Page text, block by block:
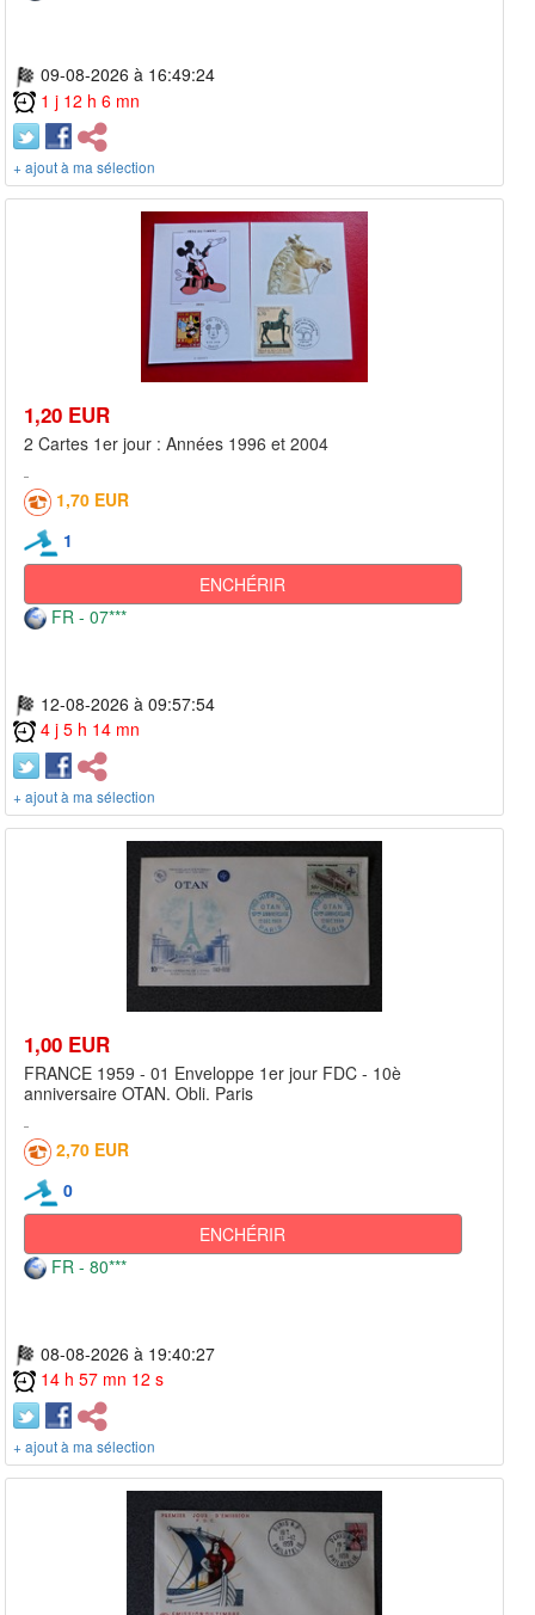
09-08-2026 à 16:49:24
1 j 12 h 6 mn
+ ajout à ma sélection
1,20 EUR
2 Cartes 1er jour : Années 1996 et 2004
1,70 EUR
1
ENCHÉRIR
FR - 07***
12-08-2026 à 09:57:54
4 j 5 h 14 mn
+ ajout à ma sélection
1,00 EUR
FRANCE 1959 - 01 Enveloppe 1er jour FDC - 10è
anniversaire OTAN. Obli. Paris
2,70 EUR
0
ENCHÉRIR
FR - 80***
08-08-2026 à 19:40:27
14 h 57 mn 12 s
+ ajout à ma sélection